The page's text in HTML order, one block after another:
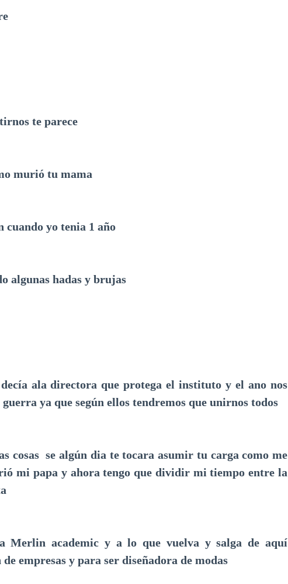
te parece
murió tu mama
cuando yo tenia 1 año
algunas hadas y brujas
ala directora que protega el instituto y el ano nos
ya que según ellos tendremos que unirnos todos
cosas se algún dia te tocara asumir tu carga como me
mi papa y ahora tengo que dividir mi tiempo entre la
Merlin academic y a lo que vuelva y salga de aquí
empresas y para ser diseñadora de modas